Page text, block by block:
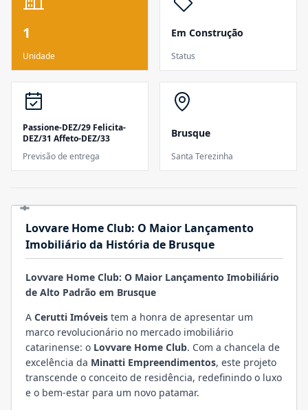
1
Unidade
Em Construção
Status
Passione-DEZ/29 Felicita-
DEZ/31 Affeto-DEZ/33
Previsão de entrega
Brusque
Santa Terezinha
Lovvare Home Club: O Maior Lançamento
Imobiliário da História de Brusque
Lovvare Home Club: O Maior Lançamento Imobiliário
de Alto Padrão em Brusque
A Cerutti Imóveis tem a honra de apresentar um
marco revolucionário no mercado imobiliário
catarinense: o Lovvare Home Club. Com a chancela de
excelência da Minatti Empreendimentos, este projeto
transcende o conceito de residência, redefinindo o luxo
e o bem-estar para um novo patamar.